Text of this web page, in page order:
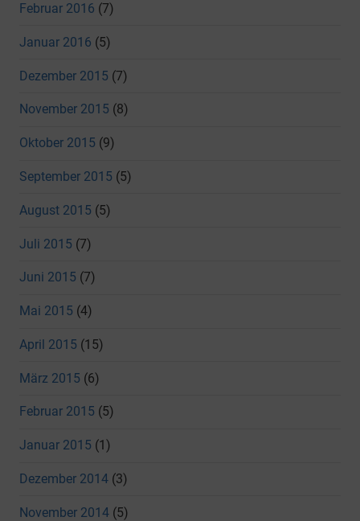
Februar 2016 (7)
Januar 2016 (5)
Dezember 2015 (7)
November 2015 (8)
Oktober 2015 (9)
September 2015 (5)
August 2015 (5)
Juli 2015 (7)
Juni 2015 (7)
Mai 2015 (4)
April 2015 (15)
März 2015 (6)
Februar 2015 (5)
Januar 2015 (1)
Dezember 2014 (3)
November 2014 (5)